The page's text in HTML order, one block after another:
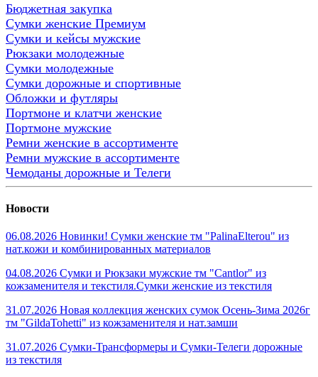
Бюджетная закупка
Сумки женские Премиум
Сумки и кейсы мужские
Рюкзаки молодежные
Сумки молодежные
Сумки дорожные и спортивные
Обложки и футляры
Портмоне и клатчи женские
Портмоне мужские
Ремни женские в ассортименте
Ремни мужские в ассортименте
Чемоданы дорожные и Телеги
Новости
06.08.2026 Новинки! Сумки женские тм "PalinaElterou" из
нат.кожи и комбинированных материалов
04.08.2026 Сумки и Рюкзаки мужские тм "Cantlor" из
кожзаменителя и текстиля.Сумки женские из текстиля
31.07.2026 Новая коллекция женских сумок Осень-Зима 2026г
тм "GildaTohetti" из кожзаменителя и нат.замши
31.07.2026 Сумки-Трансформеры и Сумки-Телеги дорожные
из текстиля